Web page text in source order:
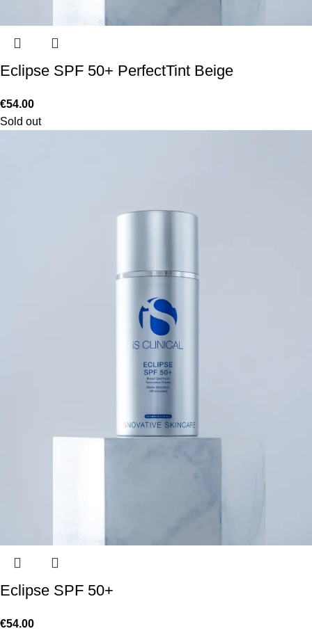
Eclipse SPF 50+ PerfectTint Beige
€54.00
Sold out
Eclipse SPF 50+
€54.00